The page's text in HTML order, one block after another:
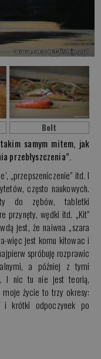
Bolt
takim samym mitem, jak
przebłyszczenia”.
„przepszeniczenie” itd. I
często naukowych.
do zębów, tabletki
przynęty, wędki itd. „Kit”
jest, że naiwna „szara
więc jest komu kitowac i
spróbuję rozprawic
a później z tymi
I nic tu nie jest teorią,
życie to trzy okresy:
i krótki odpoczynek po